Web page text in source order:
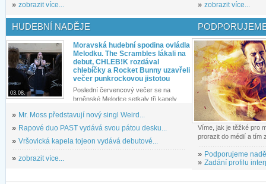
» zobrazit více... » zobrazit více...
HUDEBNÍ NADĚJE
03.08.
Moravská hudební spodina ovládla
Melodku. The Scrambles lákali na
debut, CHLEB!K rozdával
chlebíčky a Rocket Bunny uzavřeli
večer punkrockovou jistotou
Poslední červencový večer se na
brněnské Melodce setkaly tři kapely...
» Mr. Moss představují nový singl Weird...
» Rapové duo PAST vydává svou pátou desku...
» Vršovická kapela tojeon vydává debutové...
» zobrazit více...
Víme, jak je těžké pro
prorazit do médií a tím
» Podporujeme
» Zadání profilu